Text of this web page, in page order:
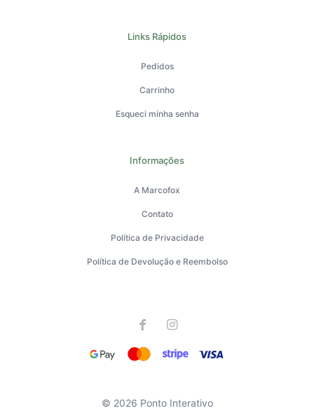
Links Rápidos
Pedidos
Carrinho
Esqueci minha senha
Informações
A Marcofox
Contato
Política de Privacidade
Política de Devolução e Reembolso
© 2026 Ponto Interativo